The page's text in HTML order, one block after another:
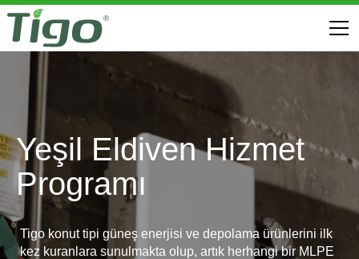
Yeşil Eldiven Hizmet
Programı
Tigo konut tipi güneş enerjisi ve depolama ürünlerini ilk
kez kuranlara sunulmakta olup, artık herhangi bir MLPE